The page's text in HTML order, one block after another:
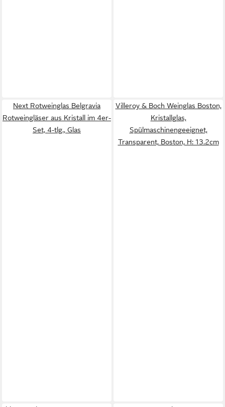
Next Rotweinglas Belgravia
Rotweingläser aus Kristall im 4er-
Set, 4-tlg., Glas
Villeroy & Boch Weinglas Boston,
Kristallglas,
Spülmaschinengeeignet,
Transparent, Boston, H: 13.2cm